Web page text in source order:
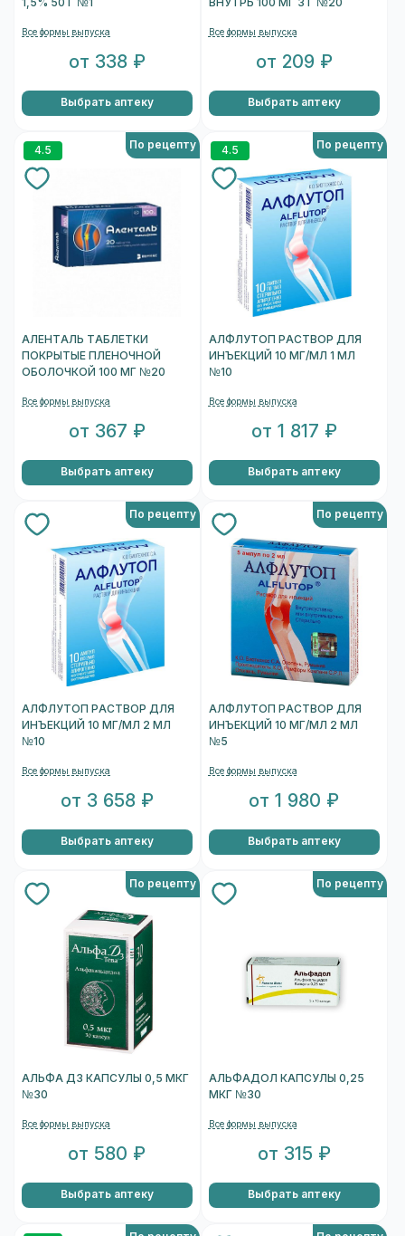
1,5% 50 Г №1
Все формы выпуска
от 338 ₽
Выбрать аптеку
ВНУТРЬ 100 МГ 3 Г №20
Все формы выпуска
от 209 ₽
Выбрать аптеку
4.5 По рецепту
АЛЕНТАЛЬ ТАБЛЕТКИ
ПОКРЫТЫЕ ПЛЕНОЧНОЙ
ОБОЛОЧКОЙ 100 МГ №20
Все формы выпуска
от 367 ₽
Выбрать аптеку
4.5 По рецепту
АЛФЛУТОП РАСТВОР ДЛЯ
ИНЪЕКЦИЙ 10 МГ/МЛ 1 МЛ
№10
Все формы выпуска
от 1 817 ₽
Выбрать аптеку
По рецепту
АЛФЛУТОП РАСТВОР ДЛЯ
ИНЪЕКЦИЙ 10 МГ/МЛ 2 МЛ
№10
Все формы выпуска
от 3 658 ₽
Выбрать аптеку
По рецепту
АЛФЛУТОП РАСТВОР ДЛЯ
ИНЪЕКЦИЙ 10 МГ/МЛ 2 МЛ
№5
Все формы выпуска
от 1 980 ₽
Выбрать аптеку
По рецепту
АЛЬФА Д3 КАПСУЛЫ 0,5 МКГ
№30
Все формы выпуска
от 580 ₽
Выбрать аптеку
По рецепту
АЛЬФАДОЛ КАПСУЛЫ 0,25
МКГ №30
Все формы выпуска
от 315 ₽
Выбрать аптеку